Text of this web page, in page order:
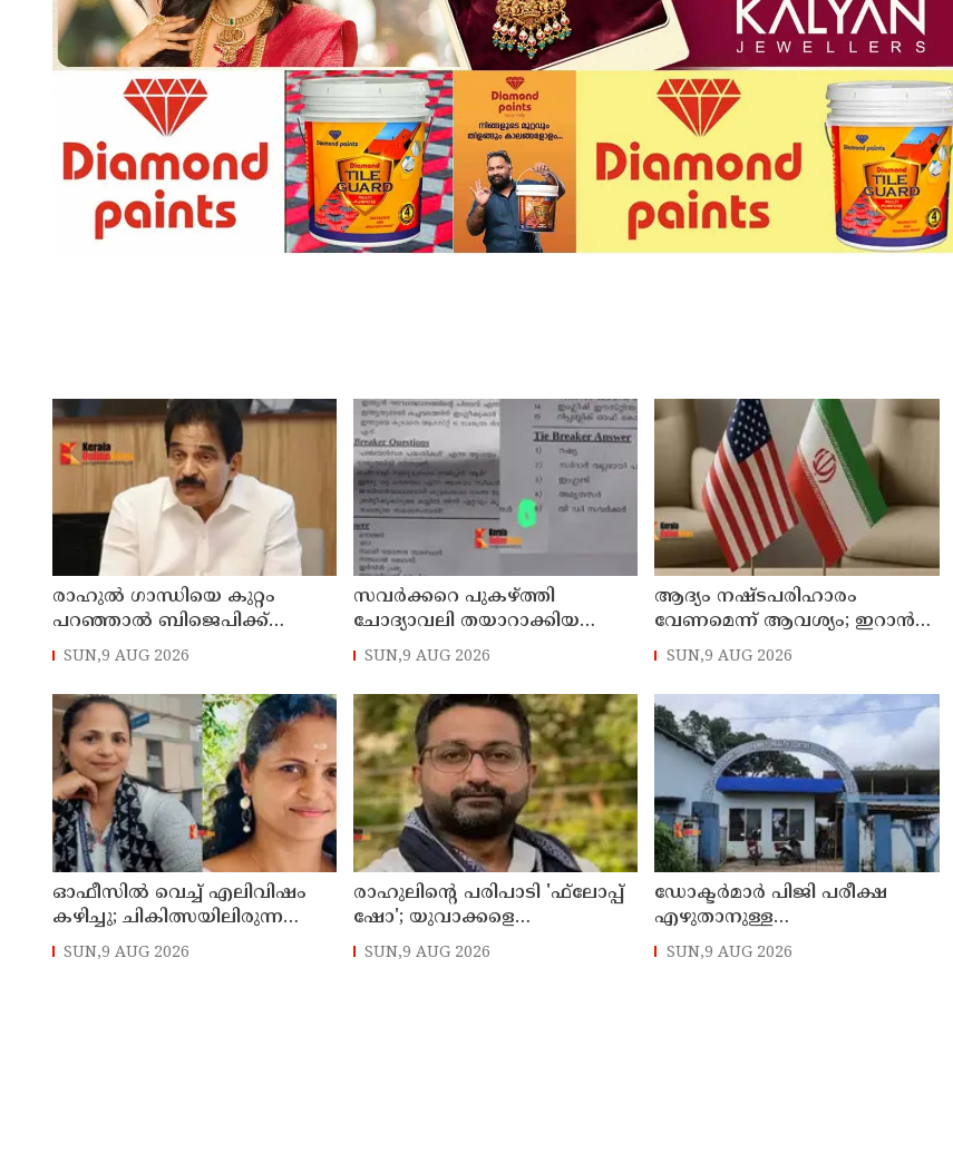
രാഹുല്‍ ഗാന്ധിയെ കുറ്റം
പറഞ്ഞാല്‍ ബിജെപിക്ക്
സുഖിക്കും ശശി തരൂരിന്
വേണുഗോപാല്‍
SUN,9 AUG 2026
സവര്‍ക്കറെ പുകഴ്ത്തി
ചോദ്യാവലി തയാറാക്കിയ
അധ്യാപകന് സസ്‌പെന്‍ഷന്‍
SUN,9 AUG 2026
ആദ്യം നഷ്ടപരിഹാരം
വേണമെന്ന് ആവശ്യം; ഇറാന്‍
യുഎസ് നയതന്ത്ര നീക്കങ്ങളില്‍
SUN,9 AUG 2026
ഓഫീസില്‍ വെച്ച് എലിവിഷം
കഴിച്ചു; ചികിത്സയിലിരുന്ന
കാസര്‍കോട് കളക്ടറേറ്റിലെ
സീനിയര്‍ ക്ലര്‍ക്ക് മരിച്ചു
SUN,9 AUG 2026
രാഹുലിന്റെ പരിപാടി 'ഫ്‌ലോപ്പ്
ഷോ'; യുവാക്കളെ
തെറ്റിദ്ധരിപ്പിക്കുന്നുവെന്ന് യുപി
മന്ത്രി ഡാനിഷ് അന്‍സാരി
SUN,9 AUG 2026
ഡോക്ടര്‍മാര്‍ പിജി പരീക്ഷ
എഴുതാനുള്ള
മുന്നൊരുക്കത്തില്‍;
കാസര്‍കോട് പാണത്തൂര്‍
SUN,9 AUG 2026